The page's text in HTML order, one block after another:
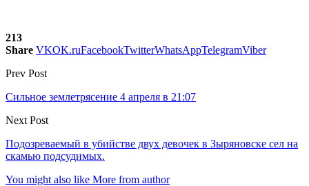
213
Share VKOK.ruFacebookTwitterWhatsAppTelegramViber
Prev Post
Сильное землетрясение 4 апреля в 21:07
Next Post
Подозреваемый в убийстве двух девочек в Зыряновске сел на
скамью подсудимых.
You might also like More from author